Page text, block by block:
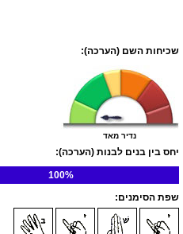
שכיחות השם (הערכה):
נדיר מאד
יחס בין בנים לבנות (הערכה):
100%
שפת הסימנים: